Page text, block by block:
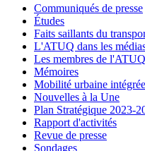
Communiqués de presse
Études
Faits saillants du
L'ATUQ dans les
Les membres de l'ATUQ
Mémoires
Mobilité urbaine intégrée
Nouvelles à la Une
Plan Stratégique 2023-
Rapport d'activités
Revue de presse
Sondages